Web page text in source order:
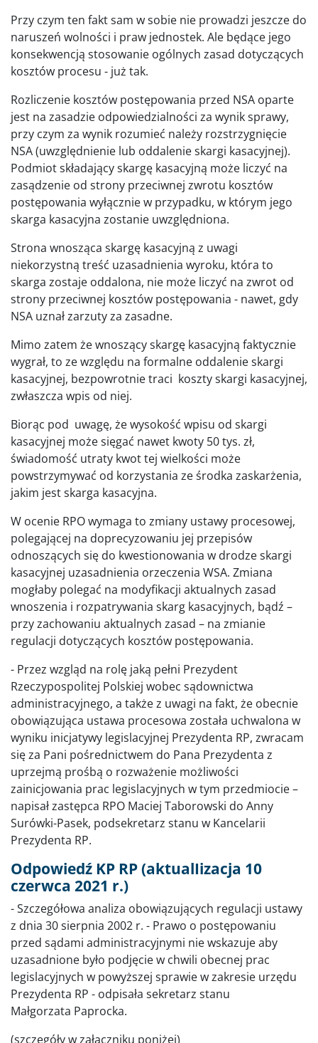
Przy czym ten fakt sam w sobie nie prowadzi jeszcze do
naruszeń wolności i praw jednostek. Ale będące jego
konsekwencją stosowanie ogólnych zasad dotyczących
kosztów procesu - już tak.
Rozliczenie kosztów postępowania przed NSA oparte
jest na zasadzie odpowiedzialności za wynik sprawy,
przy czym za wynik rozumieć należy rozstrzygnięcie
NSA (uwzględnienie lub oddalenie skargi kasacyjnej).
Podmiot składający skargę kasacyjną może liczyć na
zasądzenie od strony przeciwnej zwrotu kosztów
postępowania wyłącznie w przypadku, w którym jego
skarga kasacyjna zostanie uwzględniona.
Strona wnosząca skargę kasacyjną z uwagi
niekorzystną treść uzasadnienia wyroku, która to
skarga zostaje oddalona, nie może liczyć na zwrot od
strony przeciwnej kosztów postępowania - nawet, gdy
NSA uznał zarzuty za zasadne.
Mimo zatem że wnoszący skargę kasacyjną faktycznie
wygrał, to ze względu na formalne oddalenie skargi
kasacyjnej, bezpowrotnie traci koszty skargi kasacyjnej,
zwłaszcza wpis od niej.
Biorąc pod uwagę, że wysokość wpisu od skargi
kasacyjnej może sięgać nawet kwoty 50 tys. zł,
świadomość utraty kwot tej wielkości może
powstrzymywać od korzystania ze środka zaskarżenia,
jakim jest skarga kasacyjna.
W ocenie RPO wymaga to zmiany ustawy procesowej,
polegającej na doprecyzowaniu jej przepisów
odnoszących się do kwestionowania w drodze skargi
kasacyjnej uzasadnienia orzeczenia WSA. Zmiana
mogłaby polegać na modyfikacji aktualnych zasad
wnoszenia i rozpatrywania skarg kasacyjnych, bądź –
przy zachowaniu aktualnych zasad – na zmianie
regulacji dotyczących kosztów postępowania.
- Przez wzgląd na rolę jaką pełni Prezydent
Rzeczypospolitej Polskiej wobec sądownictwa
administracyjnego, a także z uwagi na fakt, że obecnie
obowiązująca ustawa procesowa została uchwalona w
wyniku inicjatywy legislacyjnej Prezydenta RP, zwracam
się za Pani pośrednictwem do Pana Prezydenta z
uprzejmą prośbą o rozważenie możliwości
zainicjowania prac legislacyjnych w tym przedmiocie –
napisał zastępca RPO Maciej Taborowski do Anny
Surówki-Pasek, podsekretarz stanu w Kancelarii
Prezydenta RP.
Odpowiedź KP RP (aktualIizacja 10
czerwca 2021 r.)
- Szczegółowa analiza obowiązujących regulacji ustawy
z dnia 30 sierpnia 2002 r. - Prawo o postępowaniu
przed sądami administracyjnymi nie wskazuje aby
uzasadnione było podjęcie w chwili obecnej prac
legislacyjnych w powyższej sprawie w zakresie urzędu
Prezydenta RP - odpisała sekretarz stanu
Małgorzata Paprocka.
(szczegóły w załączniku poniżej)